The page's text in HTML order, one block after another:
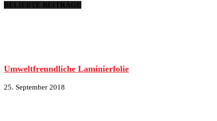
BELIEBTE BEITRÄGE
Umweltfreundliche Laminierfolie
25. September 2018